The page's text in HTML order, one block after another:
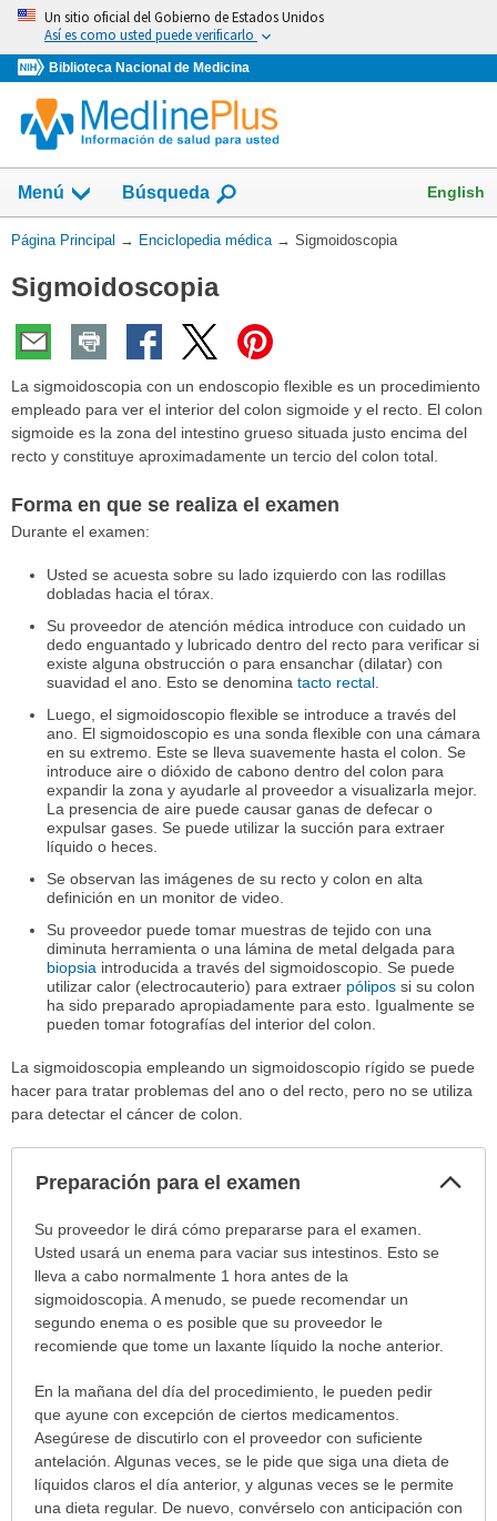
Omita
vaya
al
Contenido
Un sitio oficial del Gobierno de Estados Unidos
Así es como usted puede verificarlo
Biblioteca Nacional de Medicina
Menú Búsqueda English
Usted
aquí:
Página Principal → Enciclopedia médica → Sigmoidoscopia
Sigmoidoscopia
La sigmoidoscopia con un endoscopio flexible es un procedimiento
empleado para ver el interior del colon sigmoide y el recto. El colon
sigmoide es la zona del intestino grueso situada justo encima del
recto y constituye aproximadamente un tercio del colon total.
Forma en que se realiza el examen
Durante el examen:
Usted se acuesta sobre su lado izquierdo con las rodillas
dobladas hacia el tórax.
Su proveedor de atención médica introduce con cuidado un
dedo enguantado y lubricado dentro del recto para verificar si
existe alguna obstrucción o para ensanchar (dilatar) con
suavidad el ano. Esto se denominatacto rectal
Luego, el sigmoidoscopio flexible se introduce a través del
ano. El sigmoidoscopio es una sonda flexible con una cámara
en su extremo. Este se lleva suavemente hasta el colon. Se
introduce aire o dióxido de cabono dentro del colon para
expandir la zona y ayudarle al proveedor a visualizarla mejor.
La presencia de aire puede causar ganas de defecar o
expulsar gases. Se puede utilizar la succión para extraer
líquido o heces.
Se observan las imágenes de su recto y colon en alta
definición en un monitor de video.
Su proveedor puede tomar muestras de tejido con una
diminuta herramienta o una lámina de metal delgada para
biopsia introducida a través del sigmoidoscopio. Se puede
utilizar calor (electrocauterio) para extraer pólipos si su colon
ha sido preparado apropiadamente para esto. Igualmente se
pueden tomar fotografías del interior del colon.
La sigmoidoscopia empleando un sigmoidoscopio rígido se puede
hacer para tratar problemas del ano o del recto, pero no se utiliza
para detectar el cáncer de colon.
Preparación para el examen
Preparación
para
examen
sido
Su proveedor le dirá cómo prepararse para el examen.
Usted usará un enema para vaciar sus intestinos. Esto se
lleva a cabo normalmente 1 hora antes de la
sigmoidoscopia. A menudo, se puede recomendar un
segundo enema o es posible que su proveedor le
recomiende que tome un laxante líquido la noche anterior.
En la mañana del día del procedimiento, le pueden pedir
que ayune con excepción de ciertos medicamentos.
Asegúrese de discutirlo con el proveedor con suficiente
antelación. Algunas veces, se le pide que siga una dieta de
líquidos claros el día anterior, y algunas veces se le permite
una dieta regular. De nuevo, convérselo con anticipación con